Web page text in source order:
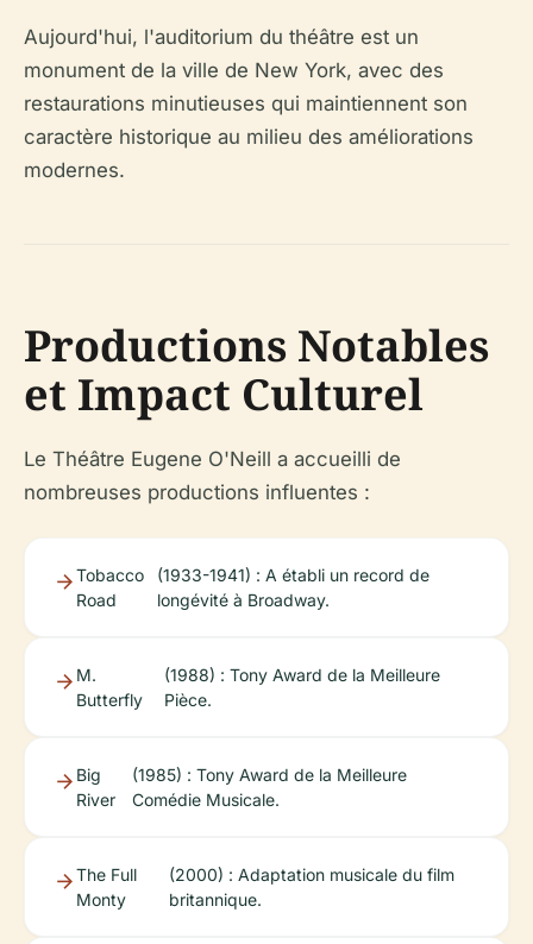
Aujourd'hui, l'auditorium du théâtre est un
monument de la ville de New York, avec des
restaurations minutieuses qui maintiennent son
caractère historique au milieu des améliorations
modernes.
Productions Notables
et Impact Culturel
Le Théâtre Eugene O'Neill a accueilli de
nombreuses productions influentes :
Tobacco
Road
(1933-1941) : A établi un record de
longévité à Broadway.
M.
Butterfly
(1988) : Tony Award de la Meilleure
Pièce.
Big
River
(1985) : Tony Award de la Meilleure
Comédie Musicale.
The Full
Monty
(2000) : Adaptation musicale du film
britannique.